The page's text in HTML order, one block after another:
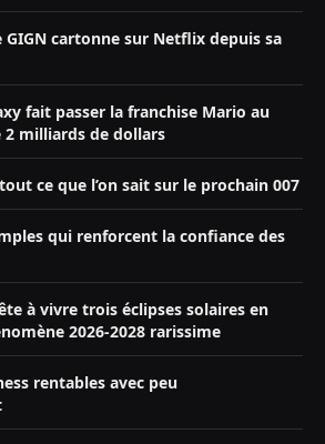
GIGN cartonne sur Netflix depuis sa
fait passer la franchise Mario au
2 milliards de dollars
ce que l’on sait sur le prochain 007
qui renforcent la confiance des
à vivre trois éclipses solaires en
2026-2028 rarissime
rentables avec peu